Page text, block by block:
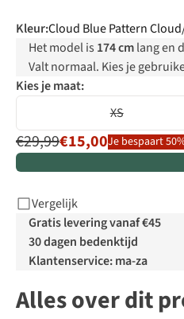
Kleur:Cloud Blue Pattern
Het model is 174 cmlang en
Valt normaal. Kies je
Kies je maat:
XS
€29,99€15,00Je bespaart
Vergelijk
Gratis levering vanaf €45
30 dagen bedenktijd
Klantenservice: ma-za
Alles over dit